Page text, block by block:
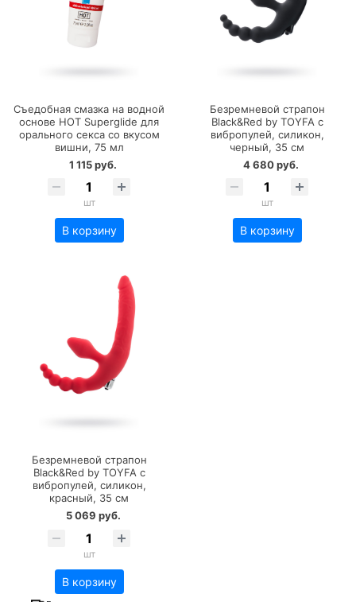
Съедобная смазка на водной
основе HOT Superglide для
орального секса со вкусом
вишни, 75 мл
1 115 руб.
шт
В корзину
Безремневой страпон
Black&Red by TOYFA с
вибропулей, силикон,
черный, 35 см
4 680 руб.
шт
В корзину
Безремневой страпон
Black&Red by TOYFA с
вибропулей, силикон,
красный, 35 см
5 069 руб.
шт
В корзину